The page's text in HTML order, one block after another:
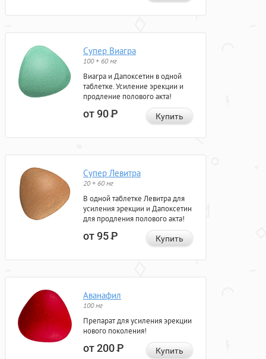
Супер Виагра
100 + 60 мг
Виагра и Дапоксетин в одной
таблетке. Усиление эрекции и
продление полового акта!
от 90Р Купить
Супер Левитра
20 + 60 мг
В одной таблетке Левитра для
усиления эрекции и Дапоксетин
для продления полового акта!
от 95Р Купить
Аванафил
100 мг
Препарат для усиления эрекции
нового поколения!
от 200Р Купить